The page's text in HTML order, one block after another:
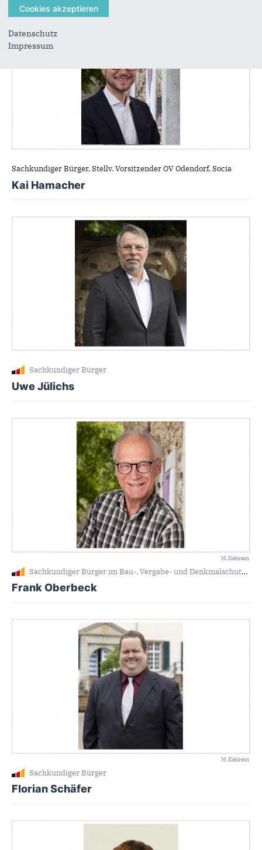
Sachkundiger Bürger, Stellv. Vorsitzender OV Odendorf, Socia
Kai Hamacher
Sachkundiger Bürger
Uwe Jülichs
M.Kehrein
Sachkundiger Bürger im Bau-, Vergabe- und Denkmalschutzausch
Frank Oberbeck
M.Kehrein
Sachkundiger Bürger
Florian Schäfer
Datenschutz
Impressum